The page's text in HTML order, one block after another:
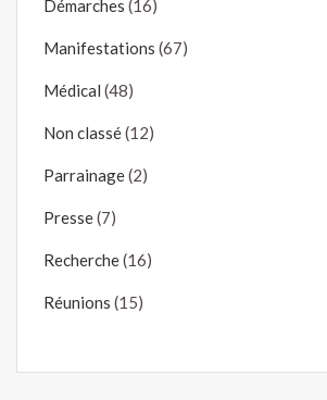
Démarches (16)
Manifestations (67)
Médical (48)
Non classé(12)
Parrainage(2)
Presse(7)
Recherche(16)
Réunions (15)